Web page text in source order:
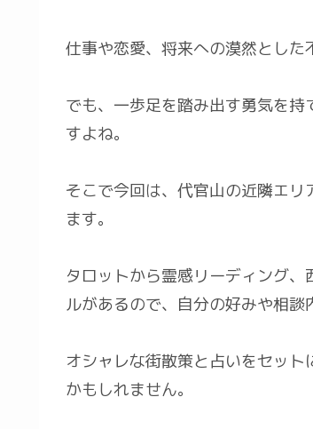
仕事や恋愛、将来への漠然とした
でも、一歩足を踏み出す勇気を
すよね。
そこで今回は、代官山の近隣エ
ます。
タロットから霊感リーディング
ルがあるので、自分の好みや相談
オシャレな街散策と占いをセッ
かもしれません。